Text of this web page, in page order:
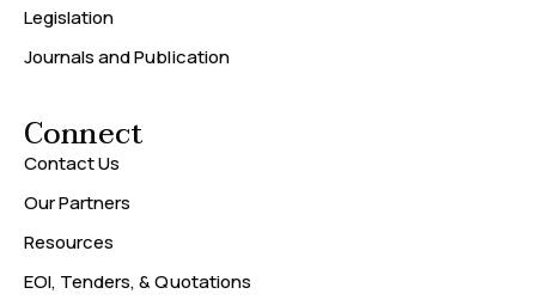
Legislation
Journals and Publication
Connect
Contact Us
Our Partners
Resources
EOI, Tenders, & Quotations